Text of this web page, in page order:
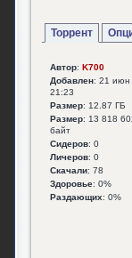
Торрент
Автор: K700
Добавлен: 21 июн
21:23
Размер: 12.87 ГБ
Размер: 13 818
байт
Сидеров: 0
Личеров: 0
Скачали: 78
Здоровье: 0%
Раздающих: 0%